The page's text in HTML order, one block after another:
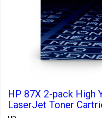
HP 87X 2-pack High
LaserJet Toner